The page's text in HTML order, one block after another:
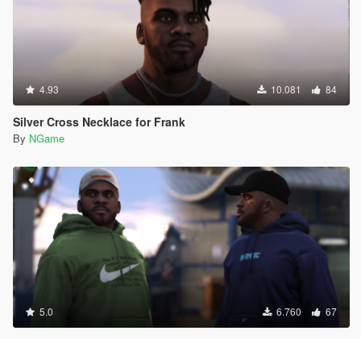
4.93 10.081 84
Silver Cross Necklace for Frank
By NGame
5.0 6.760 67